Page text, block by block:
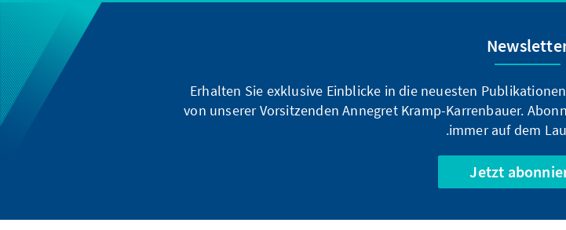
Erhalten Sie exklusive Einblicke in die neuesten
von unserer Vorsitzenden Annegret Kramp-Karrenbauer.
immer auf dem
Jetzt